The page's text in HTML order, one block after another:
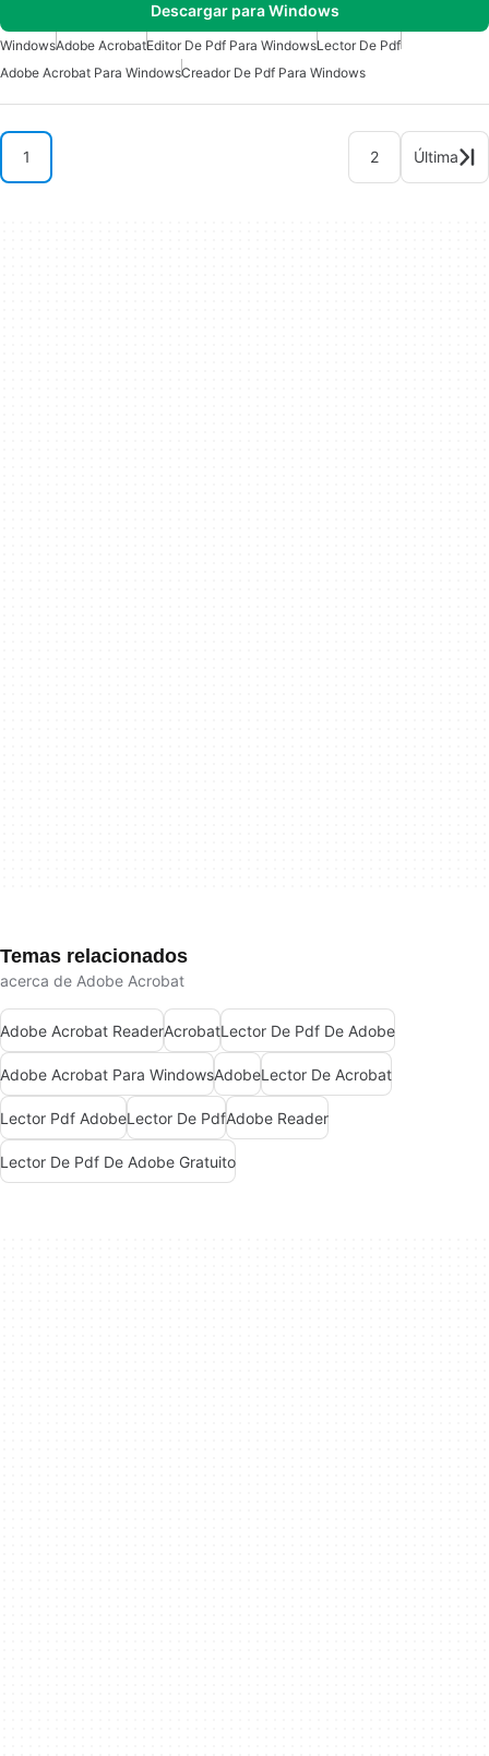
Descargar para Windows
WindowsAdobe AcrobatEditor De Pdf Para WindowsLector De Pdf
Adobe Acrobat Para WindowsCreador De Pdf Para Windows
1 2 Última
Temas relacionados
acerca de Adobe Acrobat
Adobe Acrobat ReaderAcrobatLector De Pdf De Adobe
Adobe Acrobat Para WindowsAdobeLector De Acrobat
Lector Pdf AdobeLector De PdfAdobe Reader
Lector De Pdf De Adobe Gratuito